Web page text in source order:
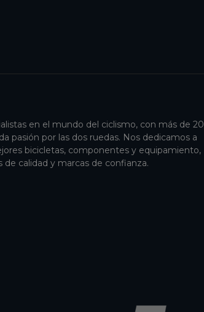
en el mundo del ciclismo, con más de 20
pasión por las dos ruedas. Nos dedicamos a
bicicletas, componentes y equipamiento,
calidad y marcas de confianza.